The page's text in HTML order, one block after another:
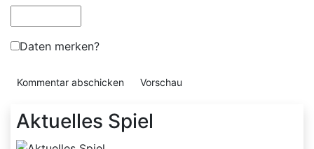
Daten merken?
Aktuelles Spiel